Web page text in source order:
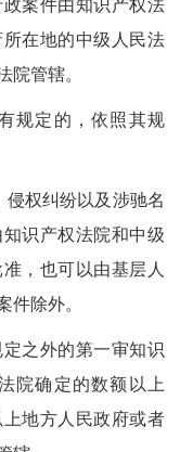
案件由知识产权法
在地的中级人民法
院管辖。
定的，依照其规
权纠纷以及涉驰名
识产权法院和中级
，也可以由基层人
件除外。
之外的第一审知识
院确定的数额以上
地方人民政府或者